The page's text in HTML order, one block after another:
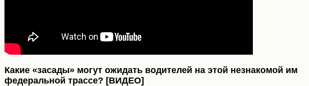
Какие «засады» могут ожидать водителей на этой незнакомой им
федеральной трассе? [ВИДЕО]